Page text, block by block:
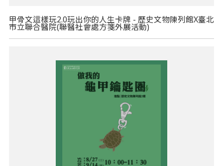
甲骨文這樣玩2.0玩出你的人生卡牌 - 歷史文物陳列館X臺北
市立聯合醫院(聯醫社會處方箋外展活動)